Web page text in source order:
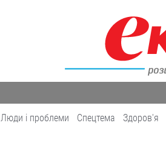
Люди і проблеми Спецтема Здоров'я